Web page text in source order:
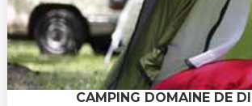
CAMPING DOMAINE DE